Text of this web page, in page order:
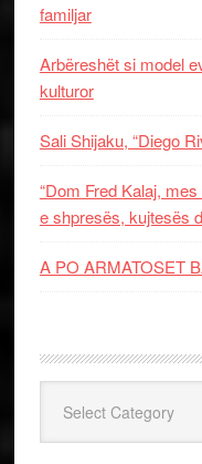
familjar
Arbëreshët si model
kulturor
Sali Shijaku, “Diego
“Dom Fred Kalaj,
e shpresës, kujtesës
A PO ARMATOSET